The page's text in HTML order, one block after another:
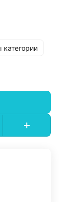
категории